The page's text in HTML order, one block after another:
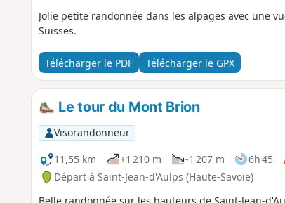
Jolie petite randonnée dans les alpages avec une
Suisses.
Télécharger le PDF Télécharger le GPX
Le tour du Mont Brion
Visorandonneur
11,55 km
+1 210 m -1 207 m 6h 45
Départ à Saint-Jean-d'Aulps (Haute-Savoie)